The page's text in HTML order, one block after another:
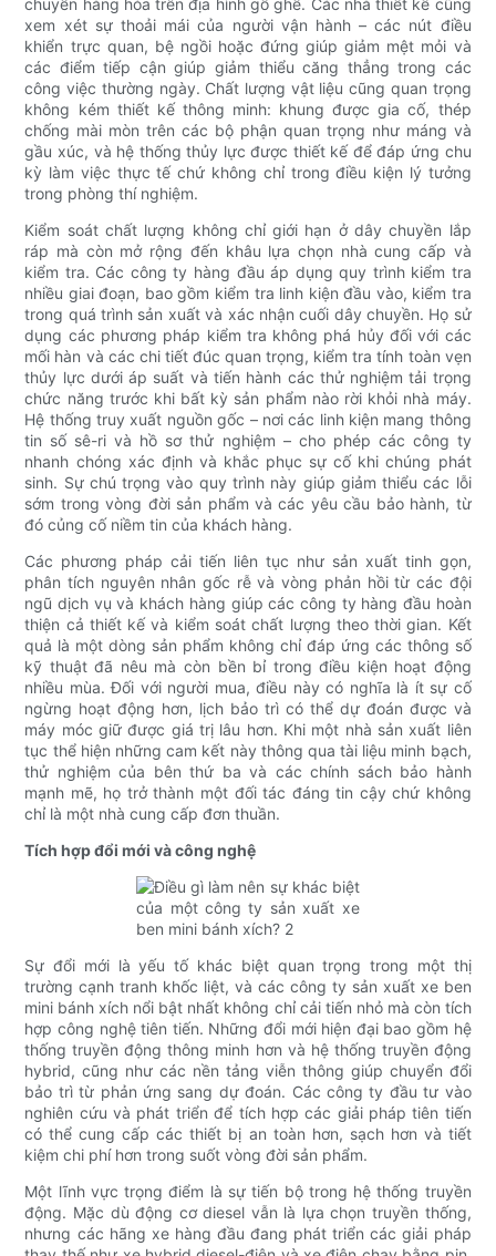
chuyển hàng hóa trên địa hình gồ ghề. Các nhà thiết kế cũng
xem xét sự thoải mái của người vận hành – các nút điều
khiển trực quan, bệ ngồi hoặc đứng giúp giảm mệt mỏi và
các điểm tiếp cận giúp giảm thiểu căng thẳng trong các
công việc thường ngày. Chất lượng vật liệu cũng quan trọng
không kém thiết kế thông minh: khung được gia cố, thép
chống mài mòn trên các bộ phận quan trọng như máng và
gầu xúc, và hệ thống thủy lực được thiết kế để đáp ứng chu
kỳ làm việc thực tế chứ không chỉ trong điều kiện lý tưởng
trong phòng thí nghiệm.
Kiểm soát chất lượng không chỉ giới hạn ở dây chuyền lắp
ráp mà còn mở rộng đến khâu lựa chọn nhà cung cấp và
kiểm tra. Các công ty hàng đầu áp dụng quy trình kiểm tra
nhiều giai đoạn, bao gồm kiểm tra linh kiện đầu vào, kiểm tra
trong quá trình sản xuất và xác nhận cuối dây chuyền. Họ sử
dụng các phương pháp kiểm tra không phá hủy đối với các
mối hàn và các chi tiết đúc quan trọng, kiểm tra tính toàn vẹn
thủy lực dưới áp suất và tiến hành các thử nghiệm tải trọng
chức năng trước khi bất kỳ sản phẩm nào rời khỏi nhà máy.
Hệ thống truy xuất nguồn gốc – nơi các linh kiện mang thông
tin số sê-ri và hồ sơ thử nghiệm – cho phép các công ty
nhanh chóng xác định và khắc phục sự cố khi chúng phát
sinh. Sự chú trọng vào quy trình này giúp giảm thiểu các lỗi
sớm trong vòng đời sản phẩm và các yêu cầu bảo hành, từ
đó củng cố niềm tin của khách hàng.
Các phương pháp cải tiến liên tục như sản xuất tinh gọn,
phân tích nguyên nhân gốc rễ và vòng phản hồi từ các đội
ngũ dịch vụ và khách hàng giúp các công ty hàng đầu hoàn
thiện cả thiết kế và kiểm soát chất lượng theo thời gian. Kết
quả là một dòng sản phẩm không chỉ đáp ứng các thông số
kỹ thuật đã nêu mà còn bền bỉ trong điều kiện hoạt động
nhiều mùa. Đối với người mua, điều này có nghĩa là ít sự cố
ngừng hoạt động hơn, lịch bảo trì có thể dự đoán được và
máy móc giữ được giá trị lâu hơn. Khi một nhà sản xuất liên
tục thể hiện những cam kết này thông qua tài liệu minh bạch,
thử nghiệm của bên thứ ba và các chính sách bảo hành
mạnh mẽ, họ trở thành một đối tác đáng tin cậy chứ không
chỉ là một nhà cung cấp đơn thuần.
Tích hợp đổi mới và công nghệ
Sự đổi mới là yếu tố khác biệt quan trọng trong một thị
trường cạnh tranh khốc liệt, và các công ty sản xuất xe ben
mini bánh xích nổi bật nhất không chỉ cải tiến nhỏ mà còn tích
hợp công nghệ tiên tiến. Những đổi mới hiện đại bao gồm hệ
thống truyền động thông minh hơn và hệ thống truyền động
hybrid, cũng như các nền tảng viễn thông giúp chuyển đổi
bảo trì từ phản ứng sang dự đoán. Các công ty đầu tư vào
nghiên cứu và phát triển để tích hợp các giải pháp tiên tiến
có thể cung cấp các thiết bị an toàn hơn, sạch hơn và tiết
kiệm chi phí hơn trong suốt vòng đời sản phẩm.
Một lĩnh vực trọng điểm là sự tiến bộ trong hệ thống truyền
động. Mặc dù động cơ diesel vẫn là lựa chọn truyền thống,
nhưng các hãng xe hàng đầu đang phát triển các giải pháp